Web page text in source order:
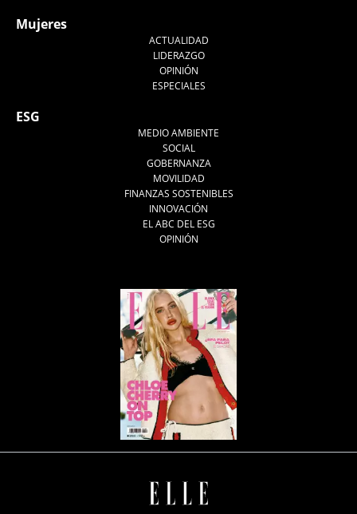
Mujeres
ACTUALIDAD
LIDERAZGO
OPINIÓN
ESPECIALES
ESG
MEDIO AMBIENTE
SOCIAL
GOBERNANZA
MOVILIDAD
FINANZAS SOSTENIBLES
INNOVACIÓN
EL ABC DEL ESG
OPINIÓN